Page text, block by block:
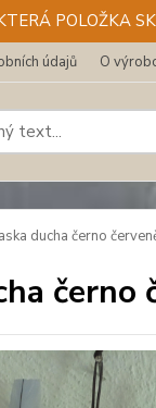
POLOŽKA
údajů O
ducha černo
černo